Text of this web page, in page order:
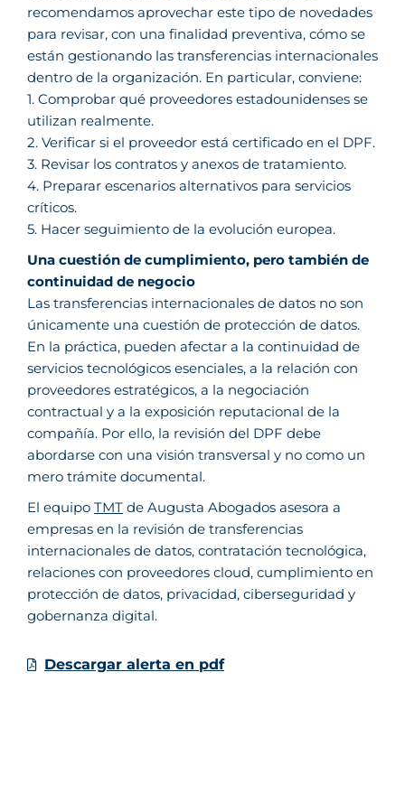
recomendamos aprovechar este tipo de novedades
para revisar, con una finalidad preventiva, cómo se
están gestionando las transferencias internacionales
dentro de la organización. En particular, conviene:
1. Comprobar qué proveedores estadounidenses se
utilizan realmente.
2. Verificar si el proveedor está certificado en el DPF.
3. Revisar los contratos y anexos de tratamiento.
4. Preparar escenarios alternativos para servicios
críticos.
5. Hacer seguimiento de la evolución europea.
Una cuestión de cumplimiento, pero también de
continuidad de negocio
Las transferencias internacionales de datos no son
únicamente una cuestión de protección de datos.
En la práctica, pueden afectar a la continuidad de
servicios tecnológicos esenciales, a la relación con
proveedores estratégicos, a la negociación
contractual y a la exposición reputacional de la
compañía. Por ello, la revisión del DPF debe
abordarse con una visión transversal y no como un
mero trámite documental.
El equipo TMT de Augusta Abogados asesora a
empresas en la revisión de transferencias
internacionales de datos, contratación tecnológica,
relaciones con proveedores cloud, cumplimiento en
protección de datos, privacidad, ciberseguridad y
gobernanza digital.
Descargar alerta en pdf